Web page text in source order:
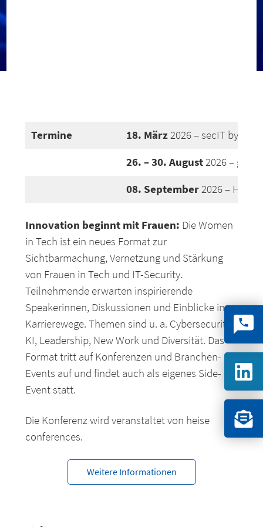
Termine 18. März2026 – secIT by
26. – 30. August2026 –
08. September2026 –
Innovation beginnt mit Frauen: Die Women
in Tech ist ein neues Format zur
Sichtbarmachung, Vernetzung und Stärkung
von Frauen in Tech und IT-Security.
Teilnehmende erwarten inspirierende
Speakerinnen, Diskussionen und Einblicke in
Karrierewege. Themen sind u. a. Cybersecurity,
KI, Leadership, New Work und Diversität. Das
Format tritt auf Konferenzen und Branchen-
Events auf und findet auch als eigenes Side-
Event statt.
Die Konferenz wird veranstaltet von heise
conferences.
Weitere Informationen